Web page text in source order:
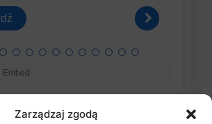
Zarządzaj zgodą